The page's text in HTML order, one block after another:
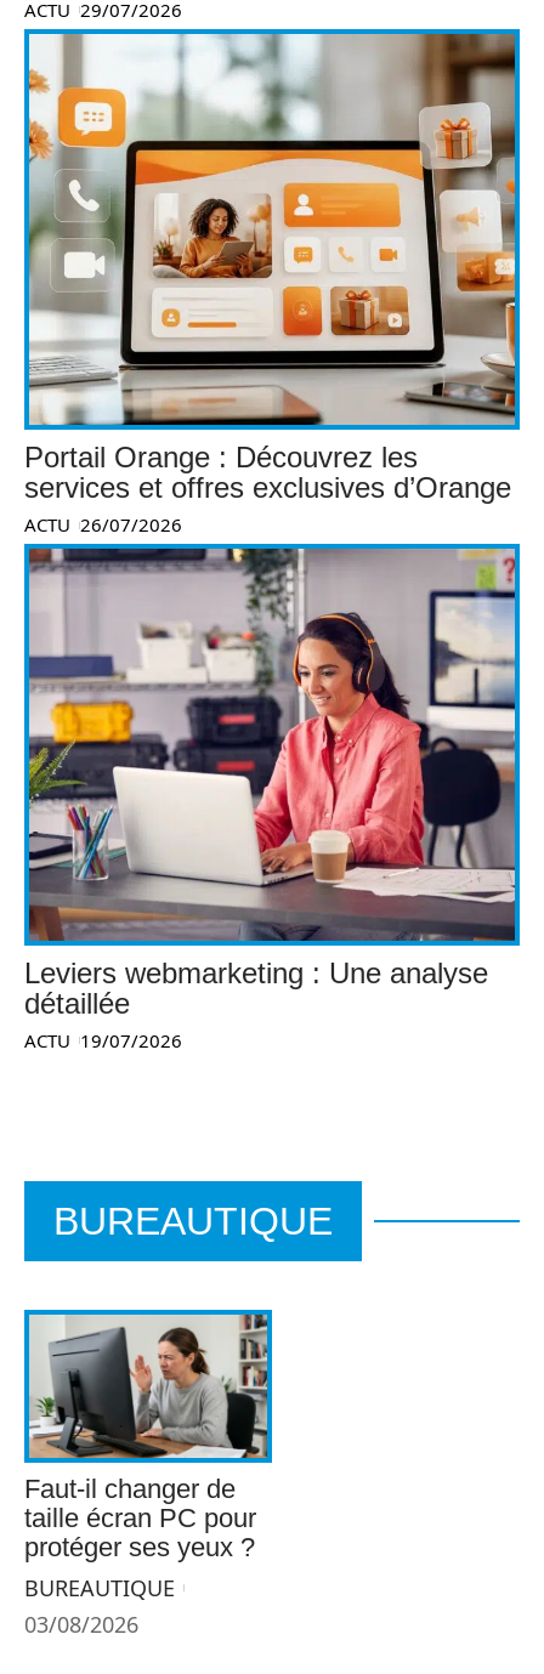
ACTU 29/07/2026
Portail Orange : Découvrez les
services et offres exclusives d’Orange
ACTU 26/07/2026
Leviers webmarketing : Une analyse
détaillée
ACTU 19/07/2026
BUREAUTIQUE
Faut-il changer de
taille écran PC pour
protéger ses yeux ?
BUREAUTIQUE
03/08/2026